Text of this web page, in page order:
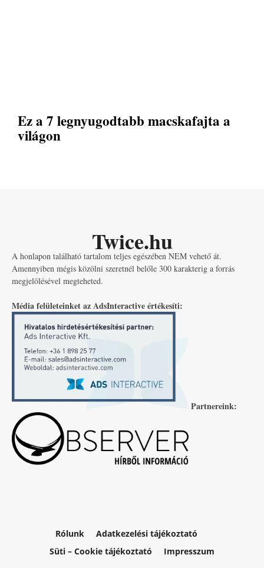
Ez a 7 legnyugodtabb macskafajta a
világon
Twice.hu
A honlapon található tartalom teljes egészében NEM vehető át.
Amennyiben mégis közölni szeretnél belőle 300 karakterig a forrás
megjelölésével megteheted.
Média felületeinket az AdsInteractive értékesíti:
Partnereink:
Rólunk
Adatkezelési tájékoztató
Süti – Cookie tájékoztató
Impresszum